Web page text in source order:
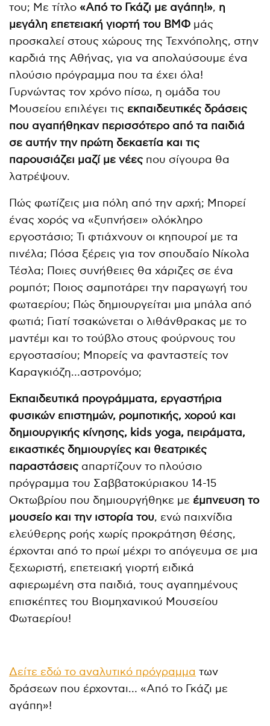
του; Με τίτλο «Από το Γκάζι με αγάπη!», η
μεγάλη επετειακή γιορτή του ΒΜΦ μάς
προσκαλεί στους χώρους της Τεχνόπολης, στην
καρδιά της Αθήνας, για να απολαύσουμε ένα
πλούσιο πρόγραμμα που τα έχει όλα!
Γυρνώντας τον χρόνο πίσω, η ομάδα του
Μουσείου επιλέγει τις εκπαιδευτικές δράσεις
που αγαπήθηκαν περισσότερο από τα παιδιά
σε αυτήν την πρώτη δεκαετία και τις
παρουσιάζει μαζί με νέες που σίγουρα θα
λατρέψουν.
Πώς φωτίζεις μια πόλη από την αρχή; Μπορεί
ένας χορός να «ξυπνήσει» ολόκληρο
εργοστάσιο; Τι φτιάχνουν οι κηπουροί με τα
πινέλα; Πόσα ξέρεις για τον σπουδαίο Νίκολα
Τέσλα; Ποιες συνήθειες θα χάριζες σε ένα
ρομπότ; Ποιος σαμποτάρει την παραγωγή του
φωταερίου; Πώς δημιουργείται μια μπάλα από
φωτιά; Γιατί τσακώνεται ο λιθάνθρακας με το
μαντέμι και το τούβλο στους φούρνους του
εργοστασίου; Μπορείς να φανταστείς τον
Καραγκιόζη…αστρονόμο;
Εκπαιδευτικά προγράμματα, εργαστήρια
φυσικών επιστημών, ρομποτικής, χορού και
δημιουργικής κίνησης, kids yoga, πειράματα,
εικαστικές δημιουργίες και θεατρικές
παραστάσεις απαρτίζουν το πλούσιο
πρόγραμμα του Σαββατοκύριακου 14-15
Οκτωβρίου που δημιουργήθηκε με έμπνευση το
μουσείο και την ιστορία του, ενώ παιχνίδια
ελεύθερης ροής χωρίς προκράτηση θέσης,
έρχονται από το πρωί μέχρι το απόγευμα σε μια
ξεχωριστή, επετειακή γιορτή ειδικά
αφιερωμένη στα παιδιά, τους αγαπημένους
επισκέπτες του Βιομηχανικού Μουσείου
Φωταερίου!
Δείτε εδώ το αναλυτικό πρόγραμμα των
δράσεων που έρχονται… «Από το Γκάζι με
αγάπη»!